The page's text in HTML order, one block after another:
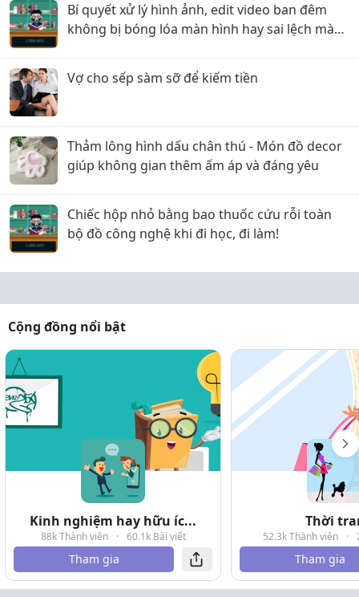
Bí quyết xử lý hình ảnh, edit video ban đêm
không bị bóng lóa màn hình hay sai lệch màu
Vợ cho sếp sàm sỡ để kiếm tiền
Thảm lông hình dấu chân thú - Món đồ decor
giúp không gian thêm ấm áp và đáng yêu
Chiếc hộp nhỏ bằng bao thuốc cứu rỗi toàn
bộ đồ công nghệ khi đi học, đi làm!
Cộng đồng nổi bật
Kinh nghiệm hay hữu íc...
88k Thành viên · 60.1k Bài viết
Tham gia
Thời
52.3k Thành viên ·
Tham gia